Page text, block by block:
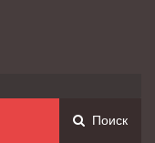
Поиск